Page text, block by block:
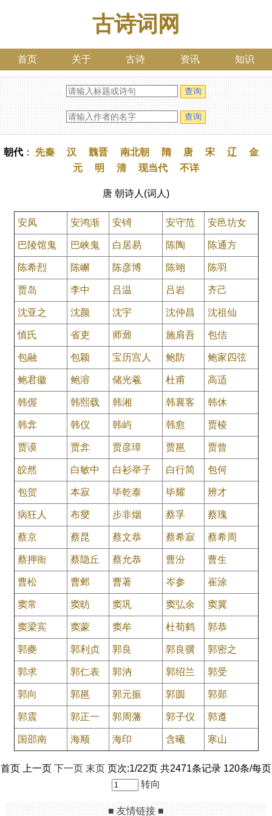
古诗词网
首页 关于 古诗 资讯 知识
朝代 ： 先秦 汉 魏晋 南北朝 隋 唐 宋 辽
金
元
明 清 现当代 不详
唐 朝诗人(词人)
安凤 安鸿渐 安锜 安守范 安邑坊女
巴陵馆鬼 巴峡鬼 白居易 陈陶 陈通方
陈希烈 陈嶰 陈彦博 陈翊 陈羽
贾岛 李中 吕温 吕岩 齐己
沈亚之 沈颜 沈宇 沈仲昌 沈祖仙
慎氏 省吏 师鼐 施肩吾 包佶
包融 包颖 宝历宫人 鲍防 鲍家四弦
鲍君徽 鲍溶 储光羲 杜甫 高适
韩偓 韩熙载 韩湘 韩襄客 韩休
韩弇 韩仪 韩屿 韩愈 贾棱
贾谟 贾弇 贾彦璋 贾邕 贾曾
皎然 白敏中 白衫举子 白行简 包何
包贺 本寂 毕乾泰 毕耀 辨才
病狂人 布燮 步非烟 蔡孚 蔡瑰
蔡京 蔡昆 蔡文恭 蔡希寂 蔡希周
蔡押衙 蔡隐丘 蔡允恭 曹汾 曹生
曹松 曹邺 曹著 岑参 崔涂
窦常 窦昉 窦巩 窦弘余 窦冀
窦梁宾 窦蒙 窦牟 杜荀鹤 郭恭
郭夔 郭利贞 郭良 郭良骥 郭密之
郭求 郭仁表 郭汭 郭绍兰 郭受
郭向 郭邕 郭元振 郭圆 郭郧
郭震 郭正一 郭周藩 郭子仪 郭遵
国邵南 海顺 海印 含曦 寒山
首页 上一页 下一页 末页 页次:1/22页 共2471条记录 120条/每页
转向
■ 友情链接 ■